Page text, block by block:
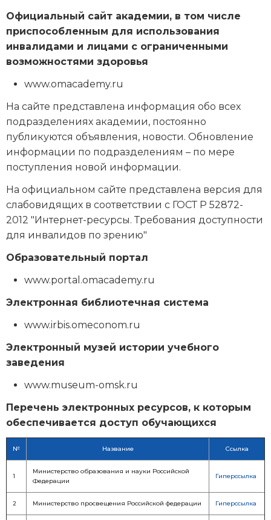
Официальный сайт академии, в том числе
приспособленным для использования
инвалидами и лицами с ограниченными
возможностями здоровья
www.omacademy.ru
На сайте представлена информация обо всех
подразделениях академии, постоянно
публикуются объявления, новости. Обновление
информации по подразделениям – по мере
поступления новой информации.
На официальном сайте представлена версия для
слабовидящих в соответствии с ГОСТ Р 52872-
2012 "Интернет-ресурсы. Требования доступности
для инвалидов по зрению"
Образовательный портал
www.portal.omacademy.ru
Электронная библиотечная система
www.irbis.omeconom.ru
Электронный музей истории учебного
заведения
www.museum-omsk.ru
Перечень электронных ресурсов, к которым
обеспечивается доступ обучающихся
№ Название Ссылка
1
Министерство образования и науки Российской
Федерации
Гиперссылка
2 Министерство просвещения Российской федерации Гиперссылка